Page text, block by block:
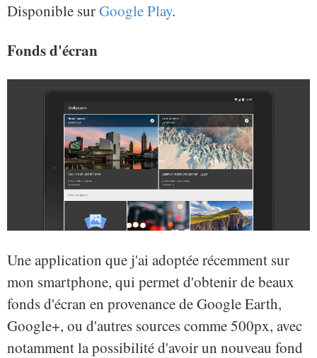
Disponible surGoogle Play.
Fonds d'écran
Une application que j'ai adoptée récemment sur
mon smartphone, qui permet d'obtenir de beaux
fonds d'écran en provenance de Google Earth,
Google+, ou d'autres sources comme 500px, avec
notamment la possibilité d'avoir un nouveau fond